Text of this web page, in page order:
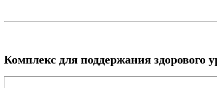
Комплекс для поддержания здорового